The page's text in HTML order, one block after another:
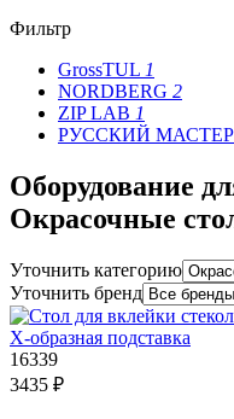
Фильтр
GrossTUL 1
NORDBERG 2
ZIP LAB 1
РУССКИЙ МАСТЕР
Оборудование
Окрасочные
Уточнить категорию
Уточнить бренд
16339
3435 ₽